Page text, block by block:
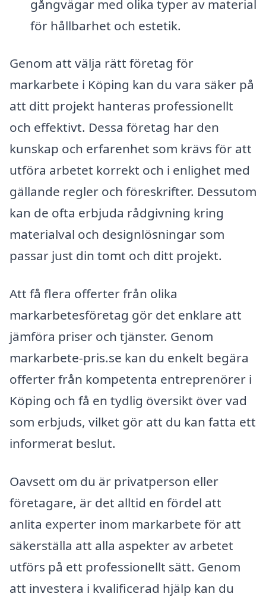
gångvägar med olika typer av material
för hållbarhet och estetik.
Genom att välja rätt företag för
markarbete i Köping kan du vara säker på
att ditt projekt hanteras professionellt
och effektivt. Dessa företag har den
kunskap och erfarenhet som krävs för att
utföra arbetet korrekt och i enlighet med
gällande regler och föreskrifter. Dessutom
kan de ofta erbjuda rådgivning kring
materialval och designlösningar som
passar just din tomt och ditt projekt.
Att få flera offerter från olika
markarbetesföretag gör det enklare att
jämföra priser och tjänster. Genom
markarbete-pris.se kan du enkelt begära
offerter från kompetenta entreprenörer i
Köping och få en tydlig översikt över vad
som erbjuds, vilket gör att du kan fatta ett
informerat beslut.
Oavsett om du är privatperson eller
företagare, är det alltid en fördel att
anlita experter inom markarbete för att
säkerställa att alla aspekter av arbetet
utförs på ett professionellt sätt. Genom
att investera i kvalificerad hjälp kan du